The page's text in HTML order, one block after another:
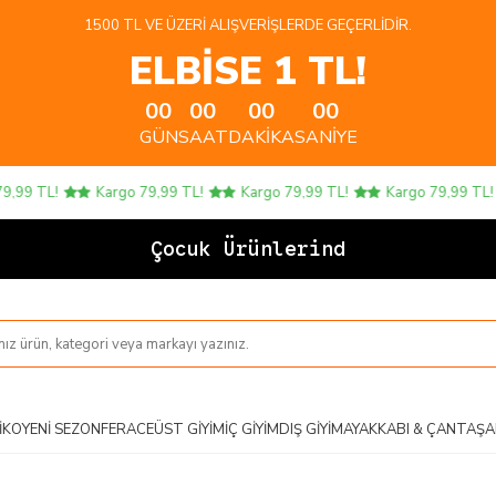
1500 TL VE ÜZERI ALIŞVERIŞLERDE GEÇERLIDIR.
ELBİSE 1 TL!
00
GÜN
00
SAAT
00
DAKIKA
00
SANIYE
TL! Kargo 79,99 TL! Kargo 79,99 TL! Kargo 79,99 TL!
Çocuk Ürünlerinde 4 A
YENI SEZONFERACEÜST GIYIMİÇ GIYIMDIŞ GIYIMAYAKKABI & ÇANTA